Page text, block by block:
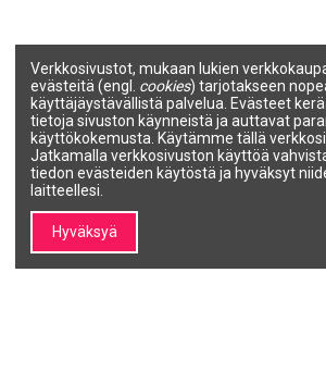
Verkkosivustot, mukaan lukien
evästeitä (engl. cookies) tarjotakseen
käyttäjäystävällistä palvelua. Evästeet
tietoja sivuston käynneistä ja auttavat
käyttökokemusta. Käytämme tällä
Jatkamalla verkkosivuston käyttöä
tiedon evästeiden käytöstä ja hyväksyt
laitteellesi.
Hyväksyä